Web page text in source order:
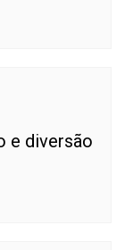
e diversão